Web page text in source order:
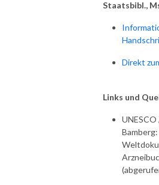
Staatsbibl.,
Direkt
Links und